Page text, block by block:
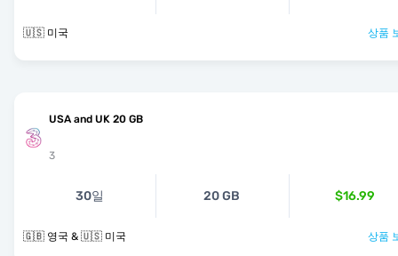
🇺🇸 미국 상품
USA and UK 20 GB
3
30일 20 GB $16.99
🇬🇧 영국 & 🇺🇸 미국 상품